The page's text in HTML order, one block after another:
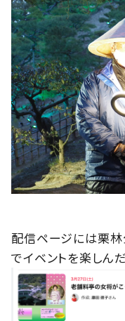
配信ページには栗林
でイベントを楽しんだ